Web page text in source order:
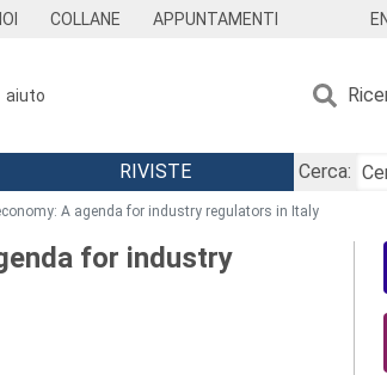
COLLANE APPUNTAMENTI
aiuto
RIVISTE
Cerca:
A agenda for industry regulators in Italy
for industry